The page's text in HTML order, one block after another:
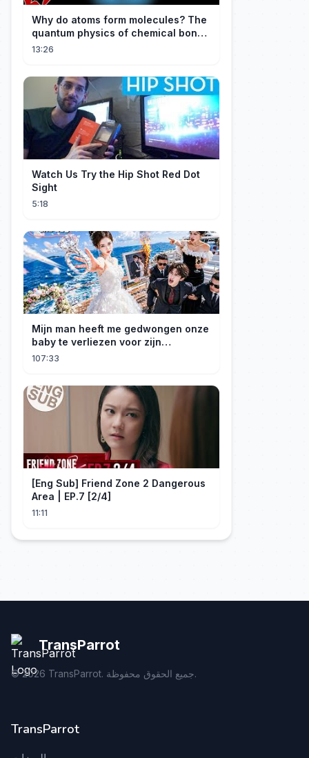
Why do atoms form molecules? The
quantum physics of chemical bonds
explained
13:26
Watch Us Try the Hip Shot Red Dot
Sight
5:18
Mijn man heeft me gedwongen onze
baby te verliezen voor zijn
maîtresse! Ik heb mijn ring in zee
107:33
[Eng Sub] Friend Zone 2 Dangerous
Area | EP.7 [2/4]
11:11
TransParrot
©2026 TransParrot. جميع الحقوق محفوظة.
TransParrot